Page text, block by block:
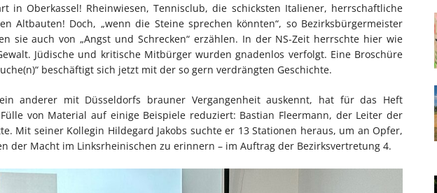
in Oberkassel! Rheinwiesen, Tennisclub, die schicksten Italiener, herrschaftliche
Altbauten! Doch, „wenn die Steine sprechen könnten“, so Bezirksbürgermeister
sie auch von „Angst und Schrecken“ erzählen. In der NS-Zeit herrschte hier wie
Jüdische und kritische Mitbürger wurden gnadenlos verfolgt. Eine Broschüre
beschäftigt sich jetzt mit der so gern verdrängten Geschichte.
anderer mit Düsseldorfs brauner Vergangenheit auskennt, hat für das Heft
von Material auf einige Beispiele reduziert: Bastian Fleermann, der Leiter der
Mit seiner Kollegin Hildegard Jakobs suchte er 13 Stationen heraus, um an Opfer,
der Macht im Linksrheinischen zu erinnern – im Auftrag der Bezirksvertretung 4.